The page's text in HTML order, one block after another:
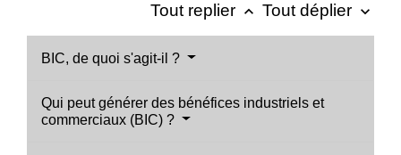
Tout replier keyboard_arrow_up Tout déplier keyboard_arrow_down
BIC, de quoi s'agit-il ?
Qui peut générer des bénéfices industriels et
commerciaux (BIC) ?